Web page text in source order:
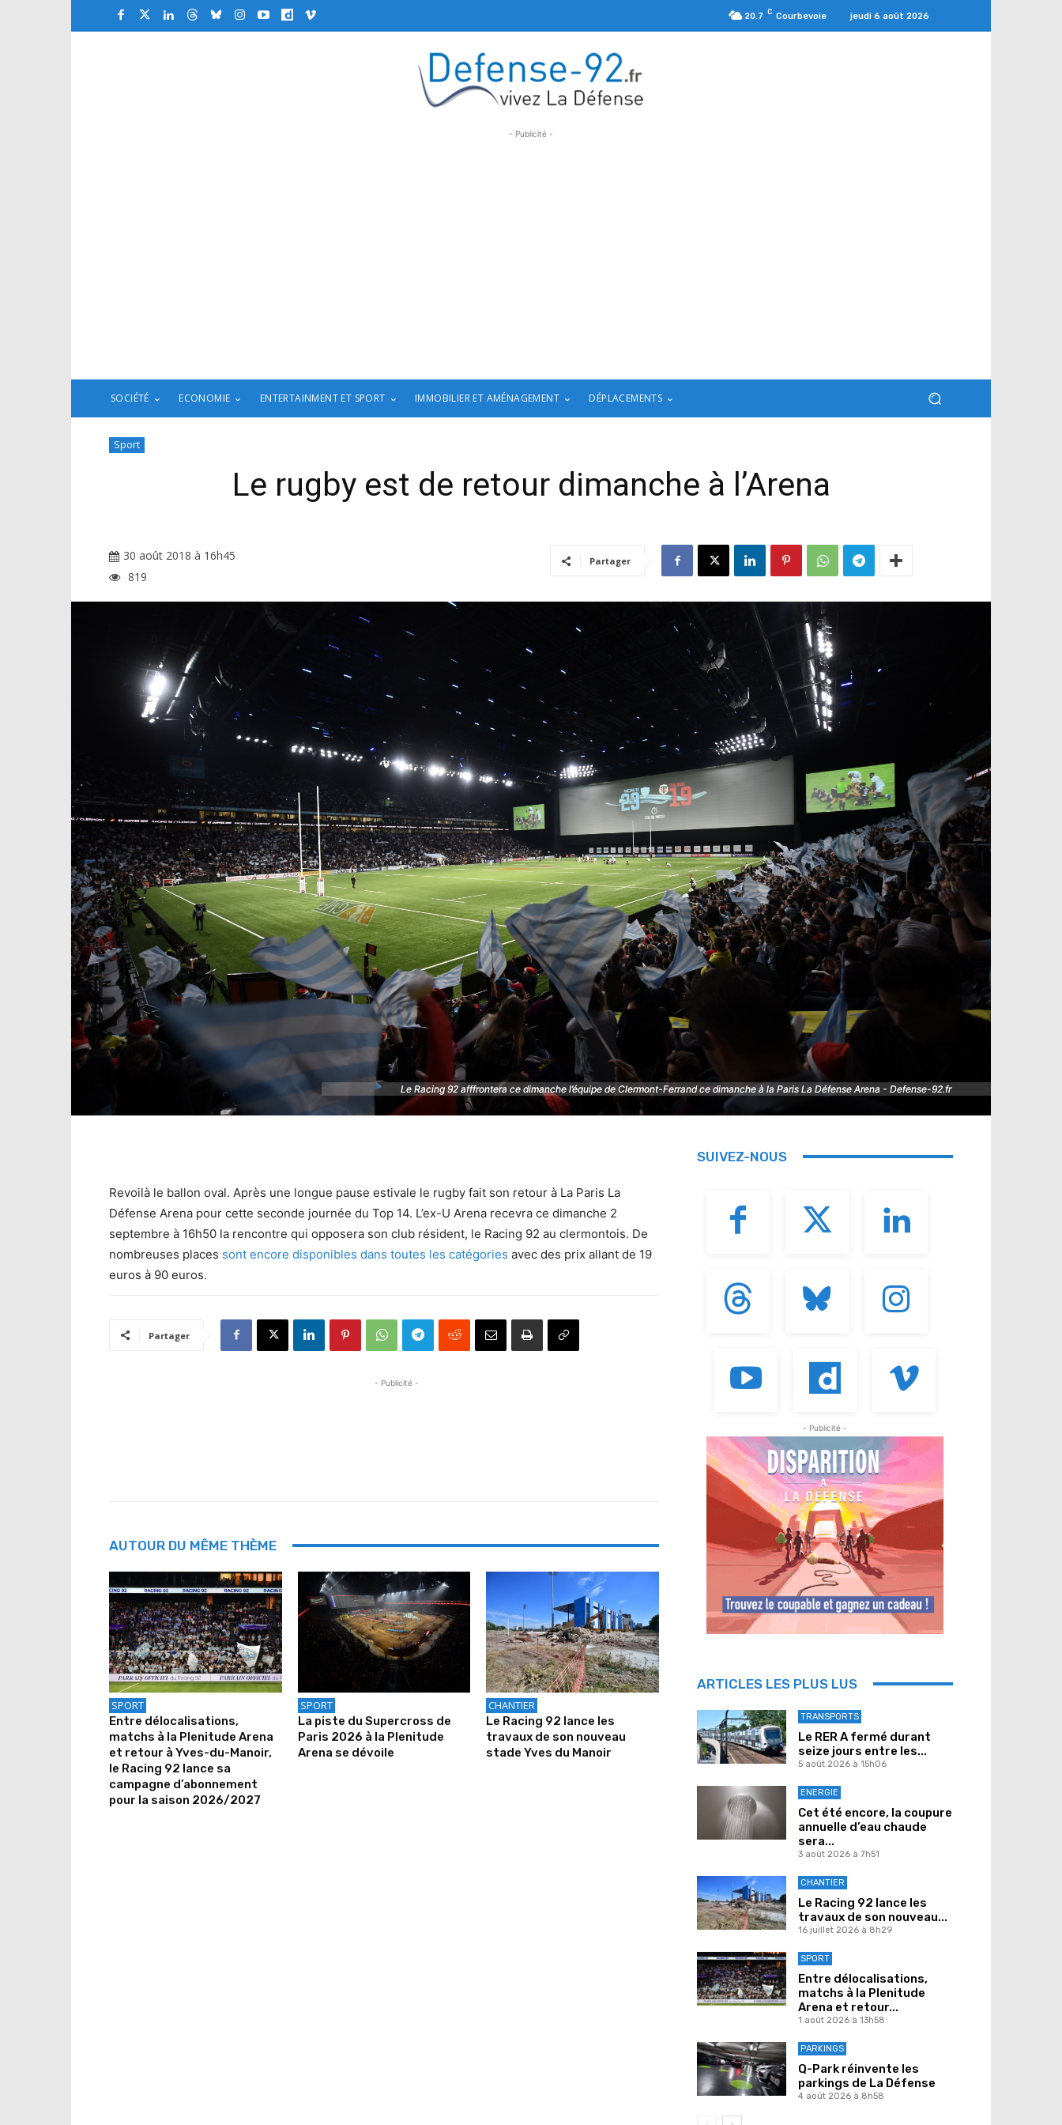
20.7 C Courbevoie jeudi 6 août 2026
- Publicité -
SOCIÉTÉ ECONOMIE ENTERTAINMENT ET SPORT IMMOBILIER ET AMÉNAGEMENT DÉPLACEMENTS
Sport
Le rugby est de retour dimanche à l’Arena
30 août 2018 à 16h45
819
Partager
Le Racing 92 afffrontera ce dimanche l’équipe de Clermont-Ferrand ce dimanche à la Paris La Défense Arena - Defense-92.fr
Le Racing 92 afffrontera ce dimanche l’équipe de Clermont-Ferrand ce dimanche à la Paris La Défense Arena - Defense-92.fr
Revoilà le ballon oval. Après une longue pause estivale le rugby fait son retour à La Paris La
Défense Arena pour cette seconde journée du Top 14. L’ex-U Arena recevra ce dimanche 2
septembre à 16h50 la rencontre qui opposera son club résident, le Racing 92 au clermontois. De
nombreuses places sont encore disponibles dans toutes les catégories avec des prix allant de 19
euros à 90 euros.
Partager
- Publicité -
AUTOUR DU MÊME THÈME
SPORT
Entre délocalisations,
matchs à la Plenitude Arena
et retour à Yves-du-Manoir,
le Racing 92 lance sa
campagne d’abonnement
pour la saison 2026/2027
SPORT
La piste du Supercross de
Paris 2026 à la Plenitude
Arena se dévoile
CHANTIER
Le Racing 92 lance les
travaux de son nouveau
stade Yves du Manoir
SUIVEZ-NOUS
- Publicité -
ARTICLES LES PLUS LUS
TRANSPORTS
Le RER A fermé durant
seize jours entre les...
5 août 2026 à 15h06
ENERGIE
Cet été encore, la coupure
annuelle d’eau chaude
sera...
3 août 2026 à 7h51
CHANTIER
Le Racing 92 lance les
travaux de son nouveau...
16 juillet 2026 à 8h29
SPORT
Entre délocalisations,
matchs à la Plenitude
Arena et retour...
1 août 2026 à 13h58
PARKINGS
Q-Park réinvente les
parkings de La Défense
4 août 2026 à 8h58